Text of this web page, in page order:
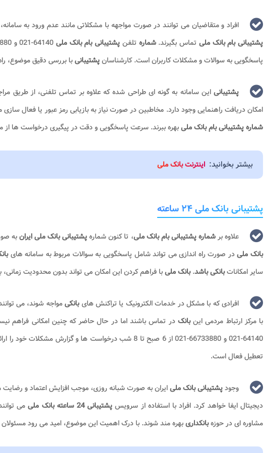
افراد و متقاضیان می توانند در صورت مواجهه با مشکلاتی مانند عدم ورود به
پشتیبانی بام بانک ملی تماس بگیرند.شماره تلفن پشتیبانی بام بانک ملی
پاسخگویی به سوالات و مشکلات کاربران است. کارشناسانپشتیبانیبا بررسی دقیق موضوع،
پشتیبانیاین سامانه به گونه ای طراحی شده که علاوه بر تماس تلفنی، از
امکان دریافت راهنمایی وجود دارد. مخاطبین در صورت نیاز به بازیابی رمز عبور یا فعال
شماره پشتیبانی بام بانک ملیبهره ببرند. سرعت پاسخگویی و دقت در پیگیری درخواست ها
بیشتر بخوانید: اینترنت بانک ملی
پشتیبانی بانک ملی ۲۴ ساعته
علاوه برشماره پشتیبانی بام بانک ملی، تا کنون شمارهپشتیبانی بانک ملی ایرانبه
بانک ملیدر صورت راه اندازی می تواند شامل پاسخگویی به سوالات مربوط به سامانه های
سایر امکاناتبانکی باشد.بانک ملیبا فراهم کردن این امکان می تواند بدون محدودیت زمانی،
افرادی که با مشکل در خدمات الکترونیک یا تراکنش هایبانکیمواجه شوند، می
با مرکز ارتباط مردمی اینبانکدر تماس باشند اما در حال حاضر که چنین امکانی فراهم
64140-021 و 66733880-021 از 6 صبح تا 8 شب درخواست ها و
تعطیل فعال است.
وجودپشتیبانی بانک ملیایران به صورت شبانه روزی، موجب افزایش اعتماد و
دیجیتال ایفا خواهد کرد. افراد با استفاده از سرویس پشتیبانی 24 ساعته بانک ملی
می
مشاوره ای در حوزهبانکداریبهره مند شوند. با درک اهمیت این موضوع، امید می رود مسئولان